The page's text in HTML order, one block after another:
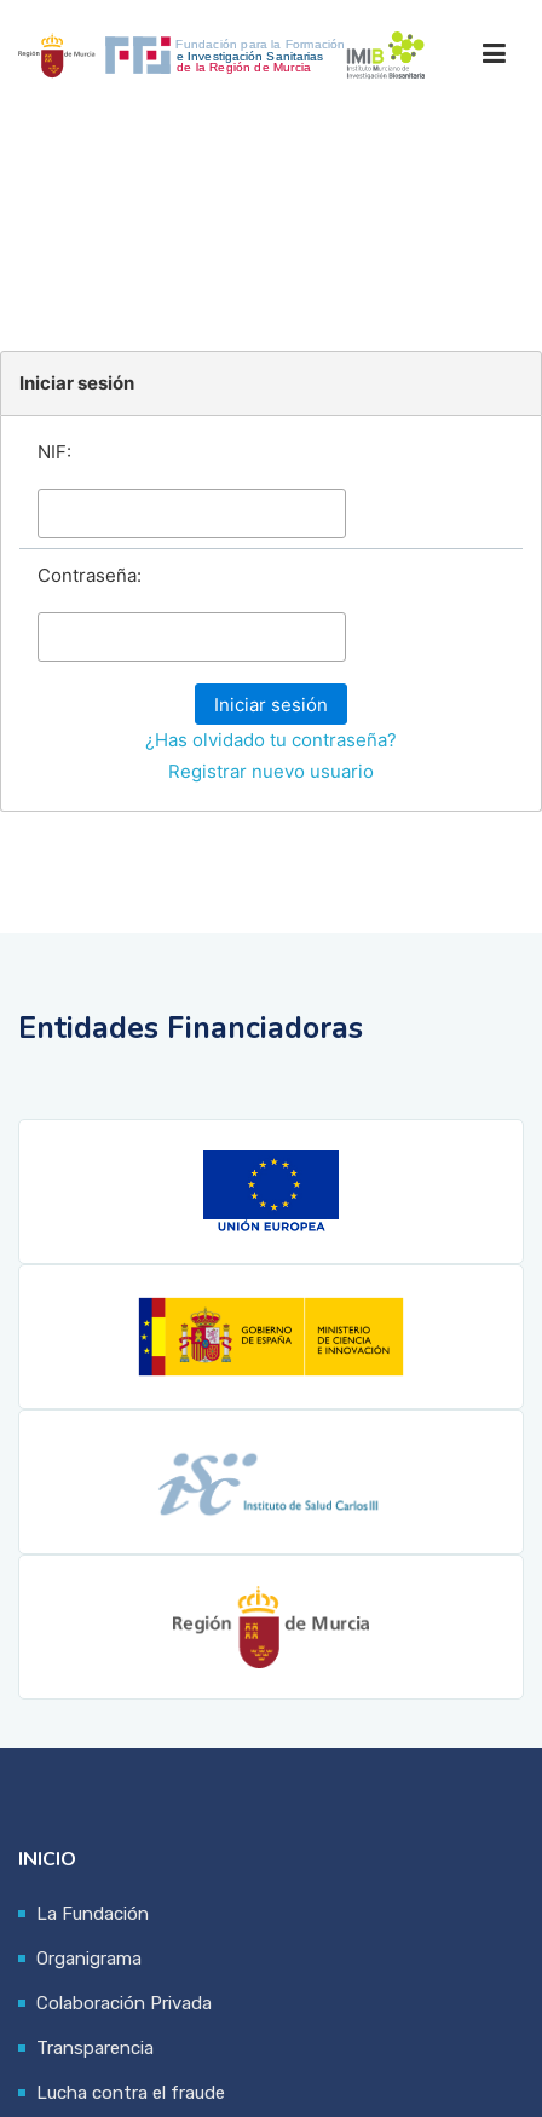
ACCESO PERSONAL
Iniciar sesión
NIF:
Contraseña:
Iniciar sesión
¿Has olvidado tu contraseña?
Registrar nuevo usuario
Entidades Financiadoras
INICIO
La Fundación
Organigrama
Colaboración Privada
Transparencia
Lucha contra el fraude